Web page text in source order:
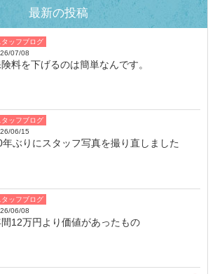
最新の投稿
タッフブログ
07/08
料を下げるのは簡単なんです。
タッフブログ
06/15
年ぶりにスタッフ写真を撮り直しました
タッフブログ
06/08
12万円より価値があったもの